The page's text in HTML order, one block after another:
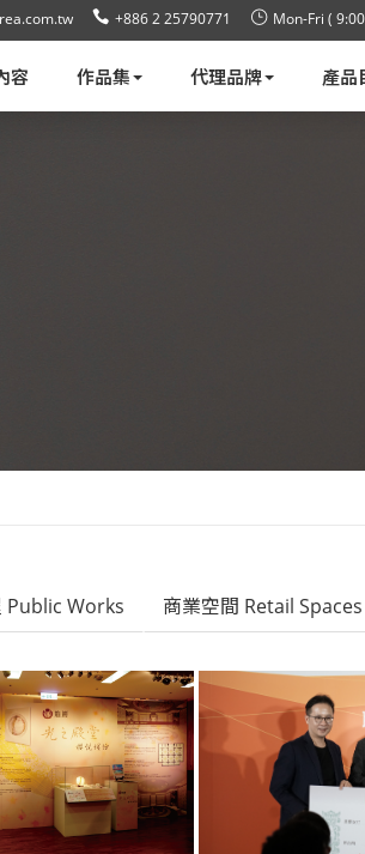
+886 2 25790771 Mon-Fri (
容 作品集 代理品牌 產品
Public Works 商業空間 Retail Spaces